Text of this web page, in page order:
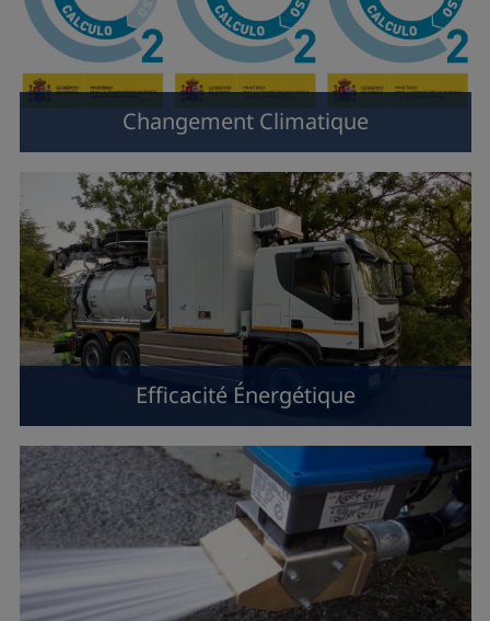
Changement Climatique
Efficacité Énergétique